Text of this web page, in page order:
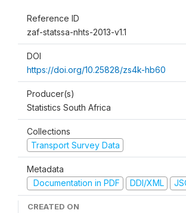
Reference ID
zaf-statssa-nhts-2013-v1.1
DOI
https://doi.org/10.25828/zs4k-hb60
Producer(s)
Statistics South Africa
Collections
Transport Survey Data
Metadata
Documentation in PDF
DDI/XML
CREATED ON